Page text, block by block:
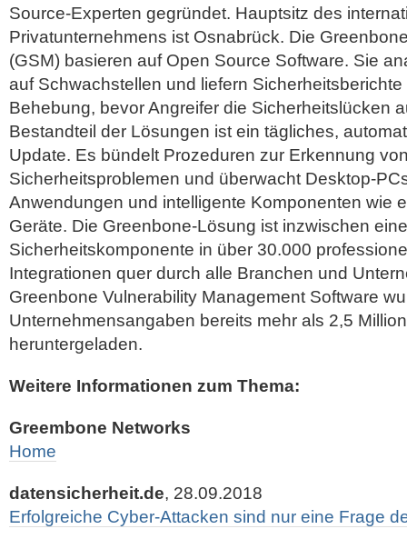
Source-Experten gegründet. Hauptsitz des
Privatunternehmens ist Osnabrück. Die
(GSM) basieren auf Open Source Software. Sie
auf Schwachstellen und liefern
Behebung, bevor Angreifer die Sicherheitslücken
Bestandteil der Lösungen ist ein tägliches,
Update. Es bündelt Prozeduren zur Erkennung
Sicherheitsproblemen und überwacht Desktop-
Anwendungen und intelligente Komponenten wie
Geräte. Die Greenbone-Lösung ist inzwischen
Sicherheitskomponente in über 30.000
Integrationen quer durch alle Branchen und
Greenbone Vulnerability Management Software
Unternehmensangaben bereits mehr als 2,5
heruntergeladen.
Weitere Informationen zum Thema:
Greembone Networks
Home
datensicherheit.de, 28.09.2018
Erfolgreiche Cyber-Attacken sind nur eine Frage